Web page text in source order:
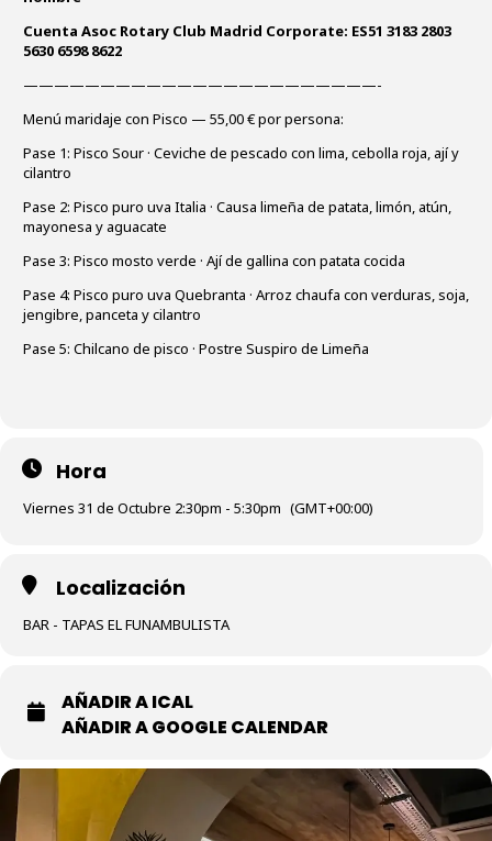
Cuenta Asoc Rotary Club Madrid Corporate: ES51 3183 2803
5630 6598 8622
———————————————————————-
Menú maridaje con Pisco — 55,00 € por persona:
Pase 1: Pisco Sour · Ceviche de pescado con lima, cebolla roja, ají y
cilantro
Pase 2: Pisco puro uva Italia · Causa limeña de patata, limón, atún,
mayonesa y aguacate
Pase 3: Pisco mosto verde · Ají de gallina con patata cocida
Pase 4: Pisco puro uva Quebranta · Arroz chaufa con verduras, soja,
jengibre, panceta y cilantro
Pase 5: Chilcano de pisco · Postre Suspiro de Limeña
Hora
Viernes 31 de Octubre 2:30pm - 5:30pm (GMT+00:00)
Localización
BAR - TAPAS EL FUNAMBULISTA
AÑADIR A ICAL
AÑADIR A GOOGLE CALENDAR